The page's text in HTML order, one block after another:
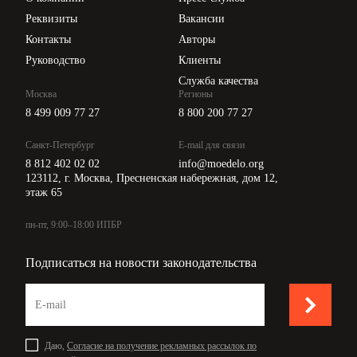
Реквизиты
Контакты
Руководство
Вакансии
Авторы
Клиенты
Служба качества
Москва
8 499 009 77 27
Санкт-Петербург
8 812 402 02 02
Регионы
8 800 200 77 27
E-mail для связи
info@moedelo.org
123112, г. Москва, Пресненская набережная, дом 12,
этаж 65
пн-пт, 9:00–18:00 ИПБР
Подписаться на новости законодательства
Даю, Согласие на получение рекламных рассылок по